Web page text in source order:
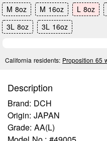
M 8oz M 16oz L 8oz
3L 8oz
3L 16oz
California residents: Proposition 65
Description
Brand: DCH
Origin: JAPAN
Grade: AA(L)